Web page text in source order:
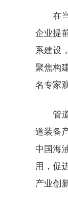
在
企业提
系建设
聚焦构
名专家
管
道装备
中国海
用，促
产业创